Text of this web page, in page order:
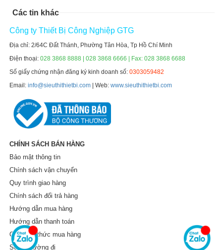
Các tin khác
Công ty Thiết Bị Công Nghiệp GTG
Địa chỉ: 2/64C Đất Thánh, Phường Tân Hòa, Tp Hồ Chí Minh
Điện thoại:028 3868 8888 | 028 3868 6666 | Fax: 028 3868 6688
Số giấy chứng nhận đăng ký kinh doanh số:0303059482
Email:info@sieuthithietbi.com | Web:www.sieuthithietbi.com
CHÍNH SÁCH BÁN HÀNG
Bảo mật thông tin
Chính sách vận chuyển
Quy trình giao hàng
Chính sách đổi trả hàng
Hướng dẫn mua hàng
Hướng dẫn thanh toán
Các hình thức mua hàng
Sơ đồ đường đi